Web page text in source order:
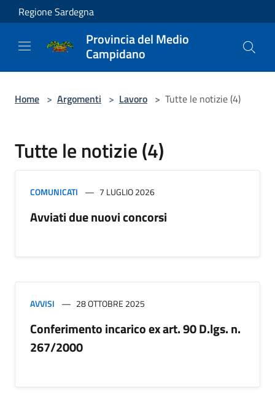
Salta al contenuto principale
Regione Sardegna
Provincia del Medio
Campidano
Home > Argomenti > Lavoro > Tutte le notizie (4)
Tutte le notizie (4)
COMUNICATI 7 LUGLIO 2026
Avviati due nuovi concorsi
AVVISI 28 OTTOBRE 2025
Conferimento incarico ex art. 90 D.lgs. n.
267/2000